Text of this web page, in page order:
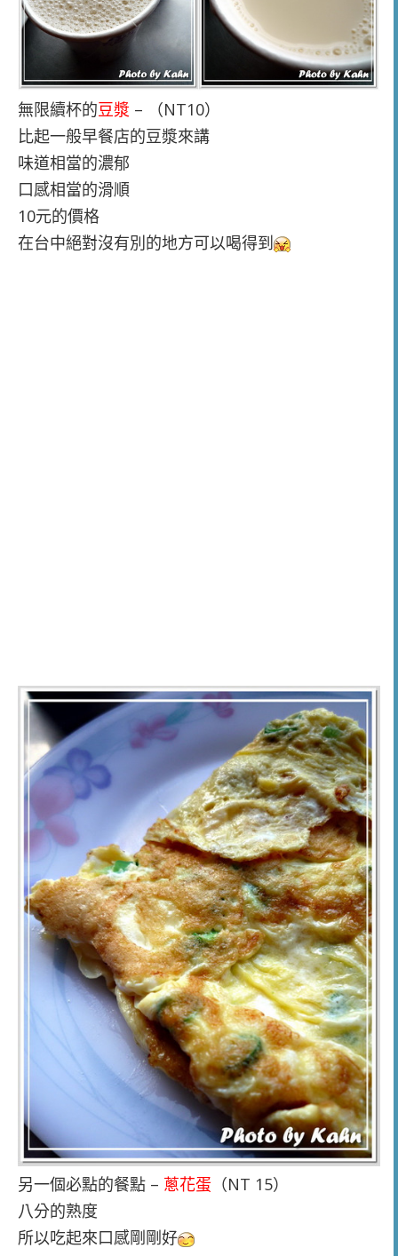
無限續杯的豆漿 – （NT10）
比起一般早餐店的豆漿來講
味道相當的濃郁
口感相當的滑順
10元的價格
在台中絕對沒有別的地方可以喝得到
另一個必點的餐點 – 蔥花蛋 （NT 15）
八分的熟度
所以吃起來口感剛剛好